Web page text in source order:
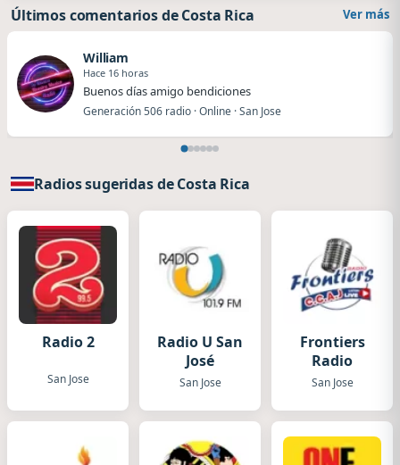
Últimos comentarios de Costa Rica Ver más
William
Hace 16 horas
Buenos días amigo bendiciones
Generación 506 radio · Online · San Jose
Radios sugeridas de Costa Rica
Radio 2
San Jose
Radio U San
José
San Jose
Frontiers
Radio
San Jose